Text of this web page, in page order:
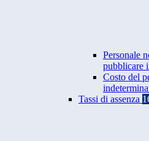
Personale
pubblicare
Costo del
Tassi di assenza